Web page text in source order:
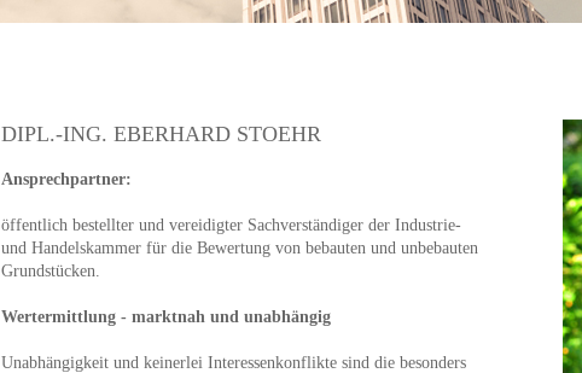
DIPL.-ING. EBERHARD STOEHR
Ansprechpartner:
öffentlich bestellter und vereidigter Sachverständiger der Industrie-
und Handelskammer für die Bewertung von bebauten und unbebauten
Grundstücken.
Wertermittlung - marktnah und unabhängig
Unabhängigkeit und keinerlei Interessenkonflikte sind die besonders